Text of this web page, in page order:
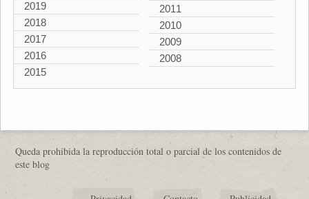
2019
2018
2017
2016
2015
2011
2010
2009
2008
Queda prohibida la reproducción total o parcial de los contenidos de
este blog